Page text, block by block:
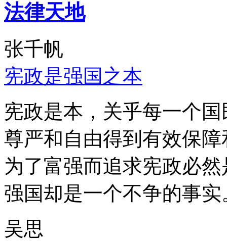
法律天地
张千帆
宪政是强国之本
宪政是本，关乎每一个
尊严和自由得到有效保
为了富强而追求宪政必
强国却是一个不争的事实
吴思